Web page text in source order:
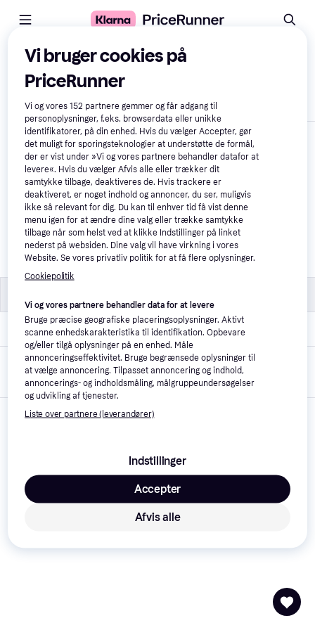
Sammenlign produkter
VIEGA Profipress Gas
overgangsnippel
60 kr.
Mærke VIEGA
Oprettet på
PriceRunner
21. november
2021
Vi bruger cookies på
PriceRunner
Vi og vores152 partnere gemmer og får adgang til
personoplysninger, f.eks. browserdata eller unikke
identifikatorer, på din enhed. Hvis du vælger Accepter, gør
det muligt for sporingsteknologier at understøtte de formål,
der er vist under »Vi og vores partnere behandler datafor at
levere«. Hvis du vælger Afvis alle eller trækker dit
samtykke tilbage, deaktiveres de. Hvis trackere er
deaktiveret, er noget indhold og annoncer, du ser, muligvis
ikke så relevant for dig. Du kan til enhver tid få vist denne
menu igen for at ændre dine valg eller trække samtykke
tilbage når som helst ved at klikke Indstillinger på linket
nederst på websiden. Dine valg vil have virkning i vores
Website. Se vores privatliv politik for at få flere oplysninger.
Cookiepolitik
Vi og vores partnere behandler data for at levere
Bruge præcise geografiske placeringsoplysninger. Aktivt
scanne enhedskarakteristika til identifikation. Opbevare
og/eller tilgå oplysninger på en enhed. Måle
annonceringseffektivitet. Bruge begrænsede oplysninger til
at vælge annoncering. Tilpasset annoncering og indhold,
annoncerings- og indholdsmåling, målgruppeundersøgelser
og udvikling af tjenester.
Liste over partnere (leverandører)
Indstillinger
Afvis alle
Accepter